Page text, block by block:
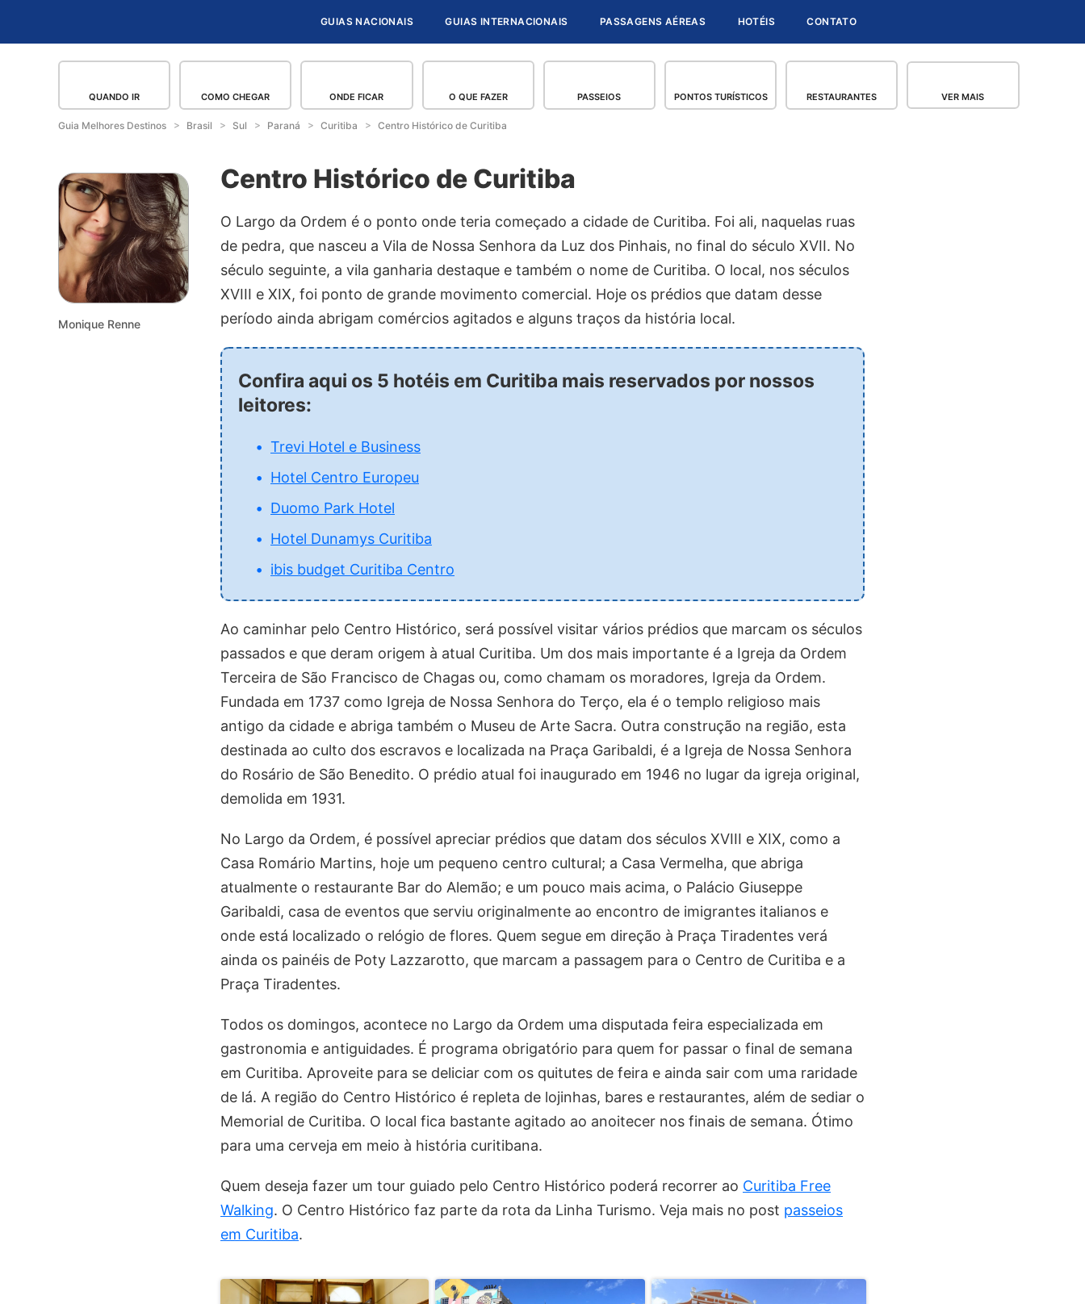
GUIAS NACIONAIS GUIAS INTERNACIONAIS PASSAGENS AÉREAS HOTÉIS CONTATO
QUANDO IR COMO CHEGAR ONDE FICAR O QUE FAZER PASSEIOS PONTOS TURÍSTICOS RESTAURANTES VER MAIS
Guia Melhores Destinos Brasil Sul Paraná Curitiba Centro Histórico de Curitiba
Monique Renne
Centro Histórico de Curitiba
O Largo da Ordem é o ponto onde teria começado a cidade de Curitiba. Foi ali, naquelas ruas
de pedra, que nasceu a Vila de Nossa Senhora da Luz dos Pinhais, no final do século XVII. No
século seguinte, a vila ganharia destaque e também o nome de Curitiba. O local, nos séculos
XVIII e XIX, foi ponto de grande movimento comercial. Hoje os prédios que datam desse
período ainda abrigam comércios agitados e alguns traços da história local.
Confira aqui os 5 hotéis em Curitiba mais reservados por nossos
leitores:
Trevi Hotel e Business
Hotel Centro Europeu
Duomo Park Hotel
Hotel Dunamys Curitiba
ibis budget Curitiba Centro
Ao caminhar pelo Centro Histórico, será possível visitar vários prédios que marcam os séculos
passados e que deram origem à atual Curitiba. Um dos mais importante é a Igreja da Ordem
Terceira de São Francisco de Chagas ou, como chamam os moradores, Igreja da Ordem.
Fundada em 1737 como Igreja de Nossa Senhora do Terço, ela é o templo religioso mais
antigo da cidade e abriga também o Museu de Arte Sacra. Outra construção na região, esta
destinada ao culto dos escravos e localizada na Praça Garibaldi, é a Igreja de Nossa Senhora
do Rosário de São Benedito. O prédio atual foi inaugurado em 1946 no lugar da igreja original,
demolida em 1931.
No Largo da Ordem, é possível apreciar prédios que datam dos séculos XVIII e XIX, como a
Casa Romário Martins, hoje um pequeno centro cultural; a Casa Vermelha, que abriga
atualmente o restaurante Bar do Alemão; e um pouco mais acima, o Palácio Giuseppe
Garibaldi, casa de eventos que serviu originalmente ao encontro de imigrantes italianos e
onde está localizado o relógio de flores. Quem segue em direção à Praça Tiradentes verá
ainda os painéis de Poty Lazzarotto, que marcam a passagem para o Centro de Curitiba e a
Praça Tiradentes.
Todos os domingos, acontece no Largo da Ordem uma disputada feira especializada em
gastronomia e antiguidades. É programa obrigatório para quem for passar o final de semana
em Curitiba. Aproveite para se deliciar com os quitutes de feira e ainda sair com uma raridade
de lá. A região do Centro Histórico é repleta de lojinhas, bares e restaurantes, além de sediar o
Memorial de Curitiba. O local fica bastante agitado ao anoitecer nos finais de semana. Ótimo
para uma cerveja em meio à história curitibana.
Quem deseja fazer um tour guiado pelo Centro Histórico poderá recorrer ao Curitiba Free
Walking. O Centro Histórico faz parte da rota da Linha Turismo. Veja mais no post passeios
em Curitiba.